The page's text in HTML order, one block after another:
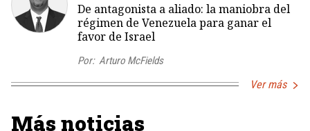
De antagonista a aliado: la maniobra del
régimen de Venezuela para ganar el
favor de Israel
Por: Arturo McFields
Ver más
Más noticias